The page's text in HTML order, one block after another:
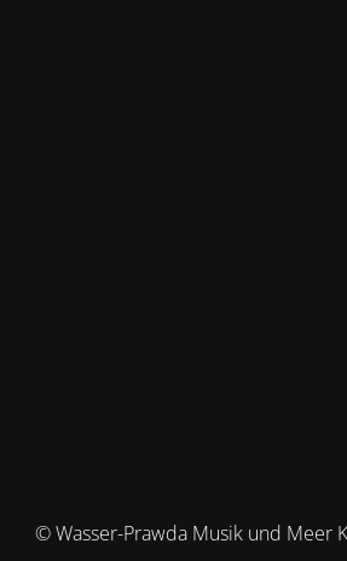
© Wasser-Prawda Musik und Meer